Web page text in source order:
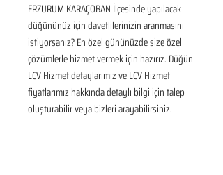
ERZURUM KARAÇOBAN İlçesinde yapılacak
düğününüz için davetlilerinizin aranmasını
istiyorsanız? En özel gününüzde size özel
çözümlerle hizmet vermek için hazırız. Düğün
LCV Hizmet detaylarımız ve LCV Hizmet
fiyatlarımız hakkında detaylı bilgi için talep
oluşturabilir veya bizleri arayabilirsiniz.